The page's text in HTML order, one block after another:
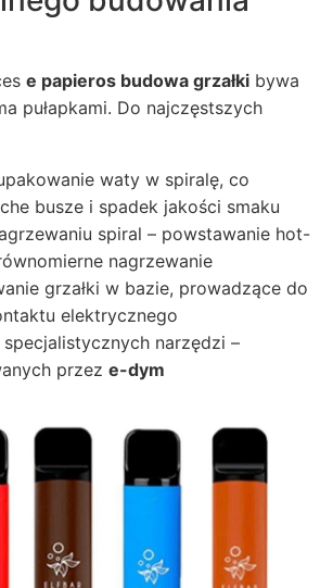
e papieros budowa grzałki bywa
pułapkami. Do najczęstszych
waty w spiralę, co
busze i spadek jakości smaku
spiral – powstawanie hot-
nagrzewanie
grzałki w bazie, prowadzące do
elektrycznego
specjalistycznych narzędzi –
przez e-dym